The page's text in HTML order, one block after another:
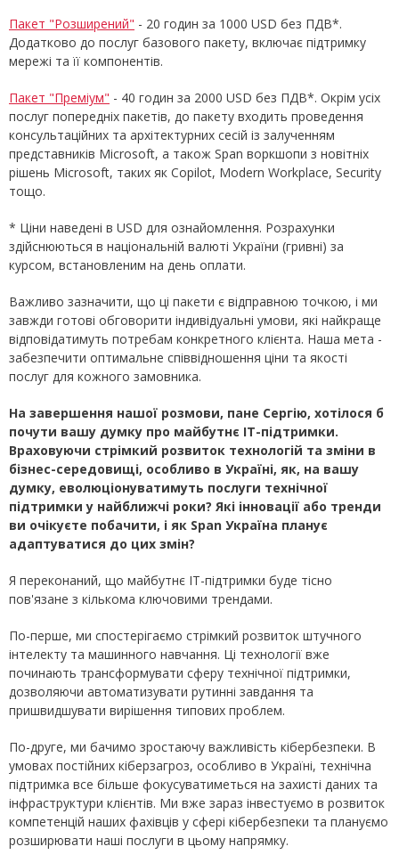
Пакет "Розширений" - 20 годин за 1000 USD без ПДВ*.
Додатково до послуг базового пакету, включає підтримку
мережі та її компонентів.
Пакет "Преміум" - 40 годин за 2000 USD без ПДВ*. Окрім усіх
послуг попередніх пакетів, до пакету входить проведення
консультаційних та архітектурних сесій із залученням
представників Microsoft, а також Span воркшопи з новітніх
рішень Microsoft, таких як Copilot, Modern Workplace, Security
тощо.
* Ціни наведені в USD для ознайомлення. Розрахунки
здійснюються в національній валюті України (гривні) за
курсом, встановленим на день оплати.
Важливо зазначити, що ці пакети є відправною точкою, і ми
завжди готові обговорити індивідуальні умови, які найкраще
відповідатимуть потребам конкретного клієнта. Наша мета -
забезпечити оптимальне співвідношення ціни та якості
послуг для кожного замовника.
На завершення нашої розмови, пане Сергію, хотілося б
почути вашу думку про майбутнє ІТ-підтримки.
Враховуючи стрімкий розвиток технологій та зміни в
бізнес-середовищі, особливо в Україні, як, на вашу
думку, еволюціонуватимуть послуги технічної
підтримки у найближчі роки? Які інновації або тренди
ви очікуєте побачити, і як Span Україна планує
адаптуватися до цих змін?
Я переконаний, що майбутнє ІТ-підтримки буде тісно
пов'язане з кількома ключовими трендами.
По-перше, ми спостерігаємо стрімкий розвиток штучного
інтелекту та машинного навчання. Ці технології вже
починають трансформувати сферу технічної підтримки,
дозволяючи автоматизувати рутинні завдання та
пришвидшувати вирішення типових проблем.
По-друге, ми бачимо зростаючу важливість кібербезпеки. В
умовах постійних кіберзагроз, особливо в Україні, технічна
підтримка все більше фокусуватиметься на захисті даних та
інфраструктури клієнтів. Ми вже зараз інвестуємо в розвиток
компетенцій наших фахівців у сфері кібербезпеки та плануємо
розширювати наші послуги в цьому напрямку.